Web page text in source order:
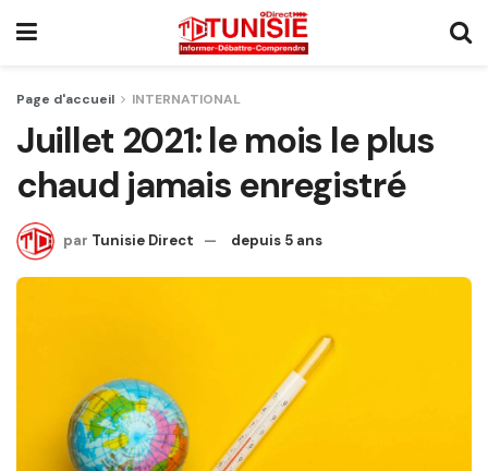
Page d'accueil INTERNATIONAL
Juillet 2021: le mois le plus
chaud jamais enregistré
par Tunisie Direct depuis 5 ans